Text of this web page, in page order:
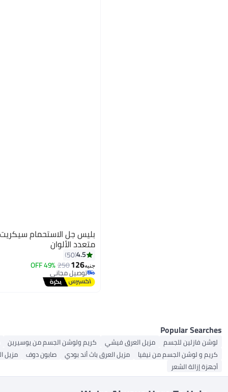
متعدد الألوان
4.5
50
جنيه126
250
49% OFF
توصيل مجاني
توصيل مجاني
Popular Searches
لوشن فازلين للجسم مزيل العرق فيشي كريم ولوشن الجسم من يوسيرين
كريم و لوشن الجسم من نيفيا
مزيل العرق باث أند بودي صابون دوف مزيل
أجهزة إزالة الشعر